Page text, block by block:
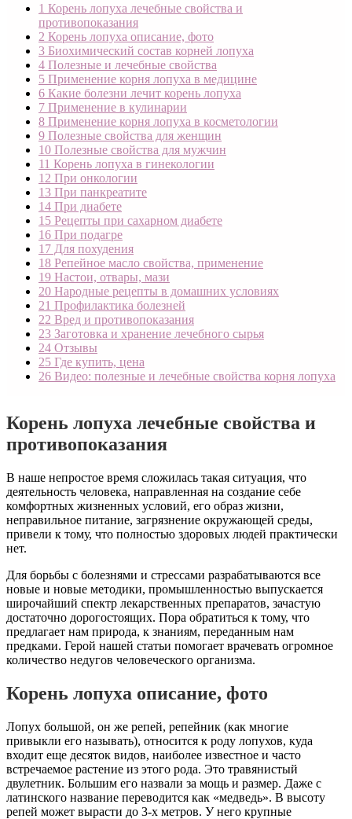
1 Корень лопуха лечебные свойства и
противопоказания
2 Корень лопуха описание, фото
3 Биохимический состав корней лопуха
4 Полезные и лечебные свойства
5 Применение корня лопуха в медицине
6 Какие болезни лечит корень лопуха
7 Применение в кулинарии
8 Применение корня лопуха в косметологии
9 Полезные свойства для женщин
10 Полезные свойства для мужчин
11 Корень лопуха в гинекологии
12 При онкологии
13 При панкреатите
14 При диабете
15 Рецепты при сахарном диабете
16 При подагре
17 Для похудения
18 Репейное масло свойства, применение
19 Настои, отвары, мази
20 Народные рецепты в домашних условиях
21 Профилактика болезней
22 Вред и противопоказания
23 Заготовка и хранение лечебного сырья
24 Отзывы
25 Где купить, цена
26 Видео: полезные и лечебные свойства корня лопуха
Корень лопуха лечебные свойства и
противопоказания
В наше непростое время сложилась такая ситуация, что
деятельность человека, направленная на создание себе
комфортных жизненных условий, его образ жизни,
неправильное питание, загрязнение окружающей среды,
привели к тому, что полностью здоровых людей практически
нет.
Для борьбы с болезнями и стрессами разрабатываются все
новые и новые методики, промышленностью выпускается
широчайший спектр лекарственных препаратов, зачастую
достаточно дорогостоящих. Пора обратиться к тому, что
предлагает нам природа, к знаниям, переданным нам
предками. Герой нашей статьи помогает врачевать огромное
количество недугов человеческого организма.
Корень лопуха описание, фото
Лопух большой, он же репей, репейник (как многие
привыкли его называть), относится к роду лопухов, куда
входит еще десяток видов, наиболее известное и часто
встречаемое растение из этого рода. Это травянистый
двулетник. Большим его назвали за мощь и размер. Даже с
латинского название переводится как «медведь». В высоту
репей может вырасти до 3-х метров. У него крупные